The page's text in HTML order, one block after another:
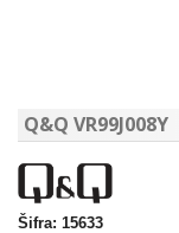
Q&Q VR99J008Y
Šifra: 15633